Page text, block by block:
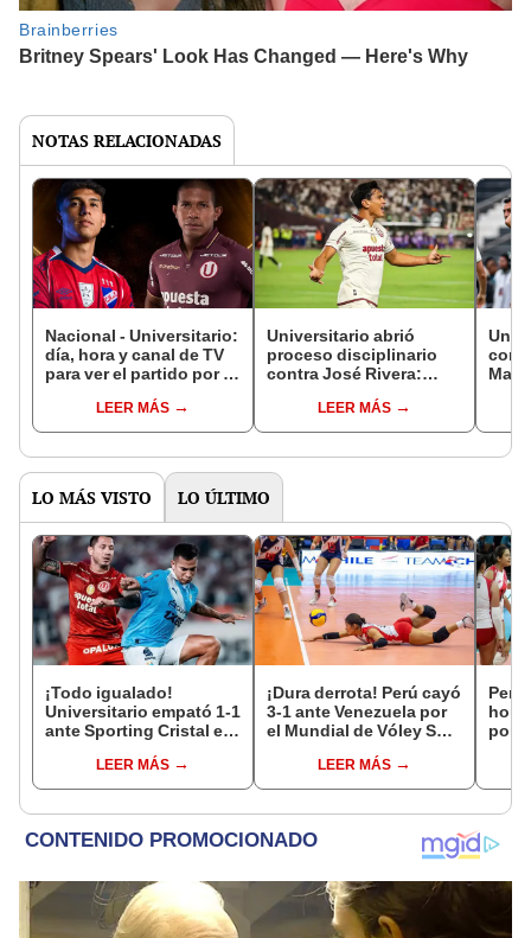
NOTAS RELACIONADAS
Nacional - Universitario:
día, hora y canal de TV
para ver el partido por la
LEER MÁS
Universitario abrió
proceso disciplinario
contra José Rivera:
considerado en
convocatorias tras
LEER MÁS
con
LO MÁS VISTO LO ÚLTIMO
¡Todo igualado!
Universitario empató 1-1
ante Sporting Cristal en
por el Torneo Clausura
de la Liga 1 2026
LEER MÁS
¡Dura derrota! Perú cayó
3-1 ante Venezuela por
el Mundial de Vóley Sub
LEER MÁS
Perú
hora
por